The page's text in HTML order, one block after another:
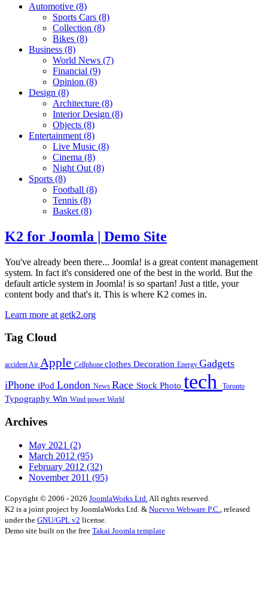
Automotive (8)
Sports Cars (8)
Collection (8)
Bikes (8)
Business (8)
World News (7)
Financial (9)
Opinion (8)
Design (8)
Architecture (8)
Interior Design (8)
Objects (8)
Entertainment (8)
Live Music (8)
Cinema (8)
Night Out (8)
Sports (8)
Football (8)
Tennis (8)
Basket (8)
K2 for Joomla | Demo Site
You've already been there... Joomla! is a great content management
system. In fact it's considered one of the best in the world. But the
default article system in Joomla! is so spartan! Just a title, your
content body and that's it. This is where K2 comes in.
Learn more at getk2.org
Tag Cloud
accidentAir Apple Cellphone clothes Decoration Energy Gadgets
iPhone iPod London News Race Stock Photo tech Toronto
Typography Win Wind power World
Archives
May 2021 (2)
March 2012 (95)
February 2012 (32)
November 2011 (95)
Copyright © 2006 - 2026 JoomlaWorks Ltd. All rights reserved.
K2 is a joint project by JoomlaWorks Ltd. & Nuevvo Webware P.C.
, released
under the GNU/GPL v2 license.
Demo site built on the free Takai Joomla template